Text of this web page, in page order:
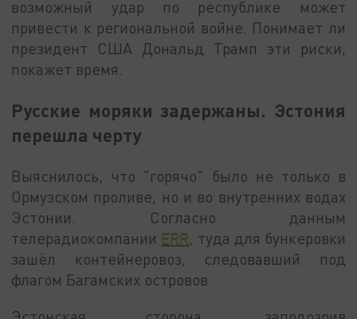
возможный удар по республике может
привести к региональной войне. Понимает ли
президент США Дональд Трамп эти риски,
покажет время.
Русские моряки задержаны. Эстония
перешла черту
Выяснилось, что "горячо" было не только в
Ормузском проливе, но и во внутренних водах
Эстонии. Согласно данным
телерадиокомпании ERR, туда для бункеровки
зашёл контейнеровоз, следовавший под
флагом Багамских островов.